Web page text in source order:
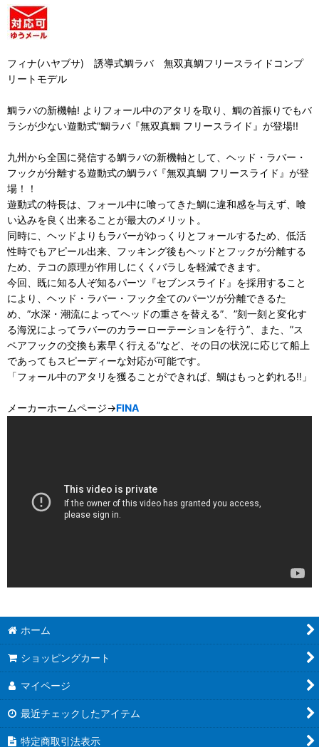
フィナ(ハヤブサ) 誘導式鯛ラバ 無双真鯛フリースライドコンプ
リートモデル
鯛ラバの新機軸! よりフォール中のアタリを取り、鯛の首振りでもバ
ラシが少ない遊動式”鯛ラバ『無双真鯛 フリースライド』が登場!!
九州から全国に発信する鯛ラバの新機軸として、ヘッド・ラバー・
フックが分離する遊動式の鯛ラバ『無双真鯛 フリースライド』が登
場！！
遊動式の特長は、フォール中に喰ってきた鯛に違和感を与えず、喰
い込みを良く出来ることが最大のメリット。
同時に、ヘッドよりもラバーがゆっくりとフォールするため、低活
性時でもアピール出来、フッキング後もヘッドとフックが分離する
ため、テコの原理が作用しにくくバラしを軽減できます。
今回、既に知る人ぞ知るパーツ『セブンスライド』を採用すること
により、ヘッド・ラバー・フック全てのパーツが分離できるた
め、”水深・潮流によってヘッドの重さを替える”、”刻一刻と変化す
る海況によってラバーのカラーローテーションを行う”、また、”ス
ペアフックの交換も素早く行える”など、その日の状況に応じて船上
であってもスピーディーな対応が可能です。
「フォール中のアタリを獲ることができれば、鯛はもっと釣れる!!」
メーカーホームページ→FINA
ホーム
ショッピングカート
マイページ
最近チェックしたアイテム
特定商取引法表示